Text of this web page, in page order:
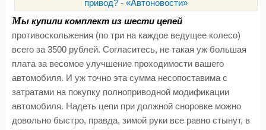
Мы купили комплект из шести цепей
противоскольжения (по три на каждое ведущее колесо)
всего за 3500 рублей. Согласитесь, не такая уж большая
плата за весомое улучшение проходимости вашего
автомобиля. И уж точно эта сумма несопоставима с
затратами на покупку полноприводной модификации
автомобиля. Надеть цепи при должной сноровке можно
довольно быстро, правда, зимой руки все равно стынут, в